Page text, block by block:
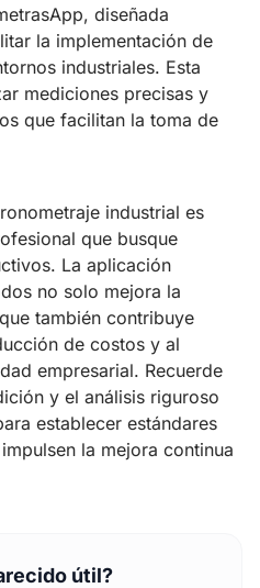
diseñada
la implementación de
industriales. Esta
mediciones precisas y
que facilitan la toma de
industrial es
que busque
La aplicación
no solo mejora la
también contribuye
de costos y al
empresarial. Recuerde
y el análisis riguroso
establecer estándares
la mejora continua
útil?